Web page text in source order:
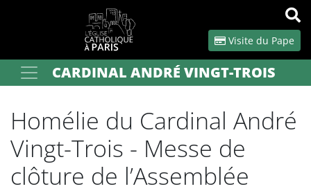
Visite du Pape
Votre recherche OK
CARDINAL ANDRÉ VINGT-TROIS
Homélie du Cardinal André
Vingt-Trois - Messe de
clôture de l’Assemblée
Panneau de gestion des cookies